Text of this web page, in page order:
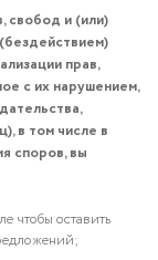
свобод и (или)
прав,
с их нарушением,
в том числе в
споров, вы
чтобы оставить